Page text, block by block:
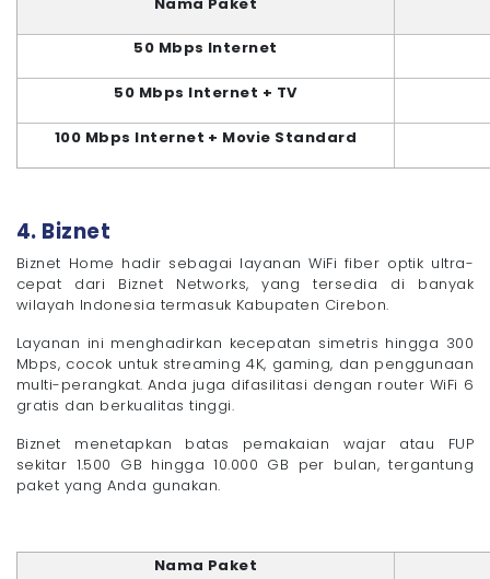
50 Mbps Internet
50 Mbps Internet + TV
100 Mbps Internet + Movie Standard
4. Biznet
Biznet Home hadir sebagai layanan WiFi fiber optik ultra-
cepat dari Biznet Networks, yang tersedia di banyak
wilayah Indonesia termasuk Kabupaten Cirebon.
Layanan ini menghadirkan kecepatan simetris hingga 300
Mbps, cocok untuk streaming 4K, gaming, dan penggunaan
multi-perangkat. Anda juga difasilitasi dengan router WiFi 6
gratis dan berkualitas tinggi.
Biznet menetapkan batas pemakaian wajar atau FUP
sekitar 1.500 GB hingga 10.000 GB per bulan, tergantung
paket yang Anda gunakan.
Nama Paket